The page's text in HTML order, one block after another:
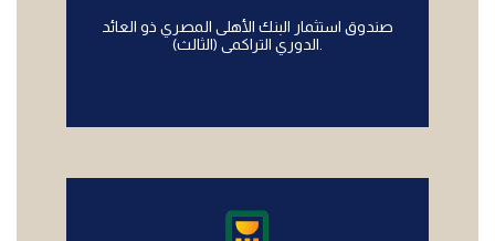
صندوق استثمار البنك الأهلى المصري ذو العائد
الدوري التراكمى (الثالث).